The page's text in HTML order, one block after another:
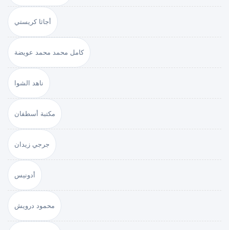
أجاثا كريستي
كامل محمد محمد عويضة
ناهد الشوا
مكتبة أسطفان
جرجي زيدان
أدونيس
محمود درويش